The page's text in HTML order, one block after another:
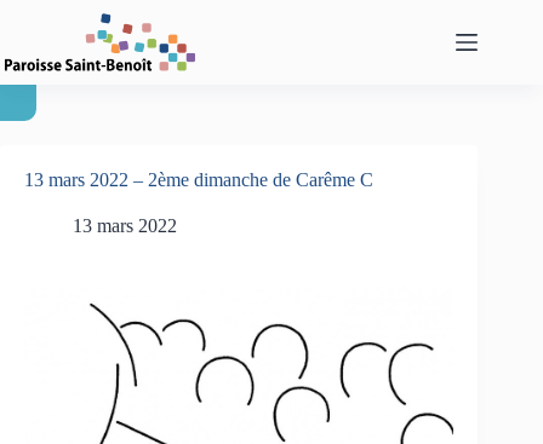
13 mars 2022 – 2ème dimanche de Carême C
13 mars 2022